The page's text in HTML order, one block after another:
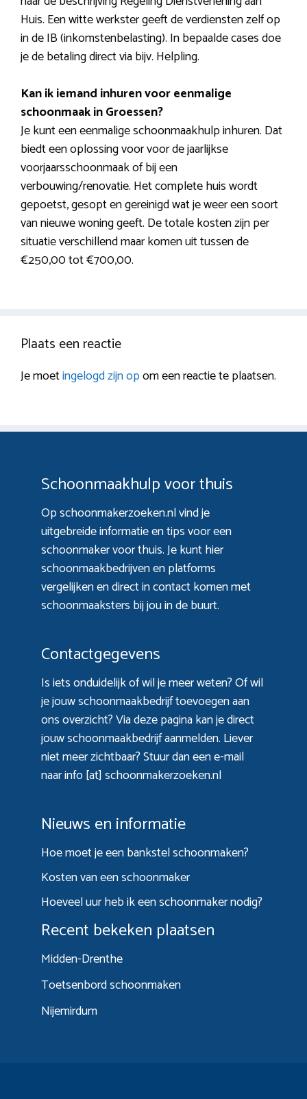
Huis. Een witte werkster geeft de verdiensten zelf op
in de IB (inkomstenbelasting). In bepaalde cases doe
je de betaling direct via bijv. Helpling.
Kan ik iemand inhuren voor eenmalige
schoonmaak in Groessen?
Je kunt een eenmalige schoonmaakhulp inhuren. Dat
biedt een oplossing voor voor de jaarlijkse
voorjaarsschoonmaak of bij een
verbouwing/renovatie. Het complete huis wordt
gepoetst, gesopt en gereinigd wat je weer een soort
van nieuwe woning geeft. De totale kosten zijn per
situatie verschillend maar komen uit tussen de
€250,00 tot €700,00.
Plaats een reactie
Je moetingelogd zijn opom een reactie te plaatsen.
Schoonmaakhulp voor thuis
Op schoonmakerzoeken.nl vind je
uitgebreide informatie en tips voor een
schoonmaker voor thuis. Je kunt hier
schoonmaakbedrijven en platforms
vergelijken en direct in contact komen met
schoonmaaksters bij jou in de buurt.
Contactgegevens
Is iets onduidelijk of wil je meer weten? Of wil
je jouw schoonmaakbedrijf toevoegen aan
ons overzicht? Viadeze paginakan je direct
jouw schoonmaakbedrijf aanmelden. Liever
niet meer zichtbaar? Stuur dan een e-mail
naar info [at] schoonmakerzoeken.nl
Nieuws en informatie
Hoe moet je een bankstel schoonmaken?
Kosten van een schoonmaker
Hoeveel uur heb ik een schoonmaker nodig?
Recent bekeken plaatsen
Midden-Drenthe
Toetsenbord schoonmaken
Nijemirdum